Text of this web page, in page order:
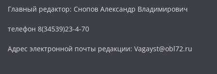
Главный редактор: Снопов Александр Владимирович
телефон 8(34539)23-4-70
Адрес электронной почты редакции: Vagayst@obl72.ru